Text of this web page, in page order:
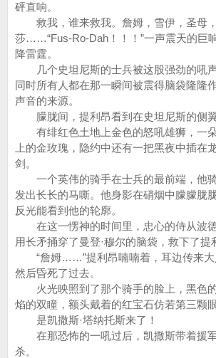
砰直响。
救我，谁来救我。詹姆，雪伊，圣母
莎……“Fus-Ro-Dah！！！”一声震天的巨
降雷霆。
几个史坦尼斯的士兵被这股强劲的吼
同时所有人都在那一瞬间被震得脑袋隆隆
声音的来源。
朦胧间，提利昂看到在史坦尼斯的侧翼
有绯红色土地上金色的怒吼雄狮，一
上的金玫瑰，隐约中还有一把黑夜中插在
剑。
一个英伟的骑手在士兵的最前端，他
发出长长的马嘶。他身影在硝烟中朦朦胧
反光能看到他的轮廓。
在这一愣神的时间里，忠心的侍从波德
用长矛捅穿了曼登·穆尔的脑袋，救下了提
“詹姆……”提利昂喃喃着，耳边传来大
然后昏死了过去。
火光映照到了那个骑手的脸上，黑色
焰的双瞳，额头戴着的红宝石仿若第三颗眼
是凯撒斯·塔纳托斯来了！
在那恐怖的一吼过后，凯撒斯带着援
杀。